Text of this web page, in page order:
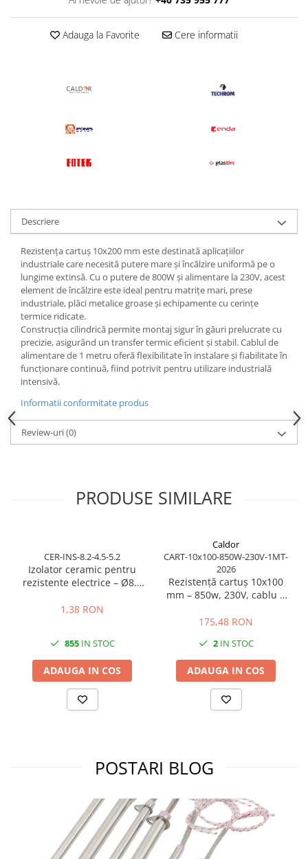
Adauga la Favorite Cere informatii
Descriere
Rezistența cartuș 10x200 mm este destinată aplicațiilor
industriale care necesită putere mare și încălzire uniformă pe o
lungime extinsă. Cu o putere de 800W și alimentare la 230V, acest
element de încălzire este ideal pentru matrițe mari, prese
industriale, plăci metalice groase și echipamente cu cerințe
termice ridicate.
Construcția cilindrică permite montaj sigur în găuri prelucrate cu
precizie, asigurând un transfer termic eficient și stabil. Cablul de
alimentare de 1 metru oferă flexibilitate în instalare și fiabilitate în
funcționare continuă, fiind potrivit pentru utilizare industrială
intensivă.
Informatii conformitate produs
Review-uri(0)
PRODUSE SIMILARE
CER-INS-8.2-4.5-5.2
Izolator ceramic pentru
rezistente electrice – Ø8.2
interior / lungime 5.2 mm
1,38 RON
855IN STOC
ADAUGA IN COS
Caldor
CART-10x100-850W-230V-1MT-
2026
Rezistență cartuș 10x100
mm – 850w, 230V, cablu 1
175,48 RON
2IN STOC
ADAUGA IN COS
POSTARI BLOG